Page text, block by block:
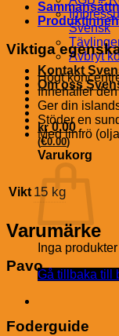
Svensk
Avbryt
Kontakt
Om oss
kr0.00
(€0.00)
Varukorg
Inga
Gå tillbaka till
Viktiga
Högt
Innehåller
Ger din
Stöder en
Med linfrö
Vikt 15 kg
Varumärke
Pavo
Foderguide